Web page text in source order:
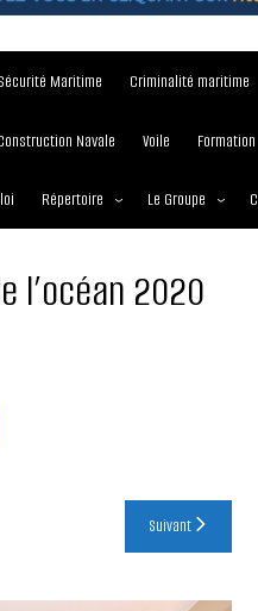
Maritime Criminalité maritime
Navale Voile Formation
Répertoire
Écoles maritimes
Le Groupe
Nos Services
Media Partner
l’océan 2020
Suivant